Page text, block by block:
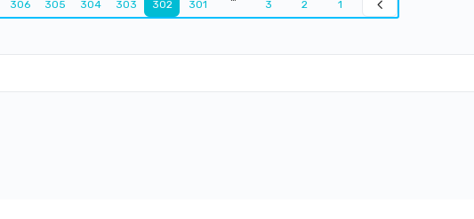
1
2
3
301
302
303
304
305
306